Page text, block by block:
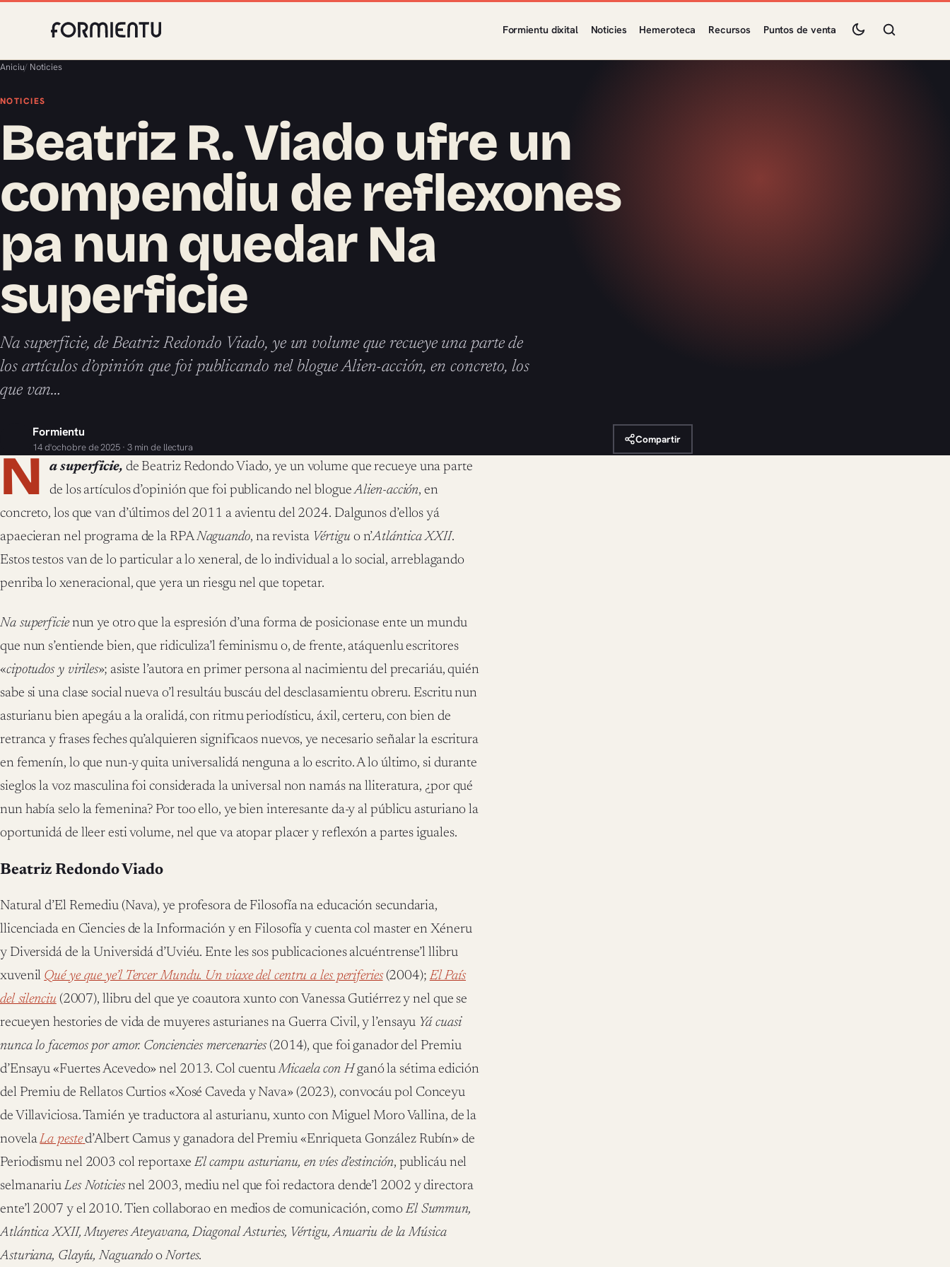
Formientu dixital Noticies Hemeroteca Recursos Puntos de venta
Aniciu/ Noticies
NOTICIES
Beatriz R. Viado ufre un
compendiu de reflexones
pa nun quedar Na
superficie
Na superficie, de Beatriz Redondo Viado, ye un volume que recueye una parte de
los artículos d’opinión que foi publicando nel blogue Alien-acción, en concreto, los
que van…
Formientu
14 d'ochobre de 2025 · 3 min de llectura
Compartir
N a superficie, de Beatriz Redondo Viado, ye un volume que recueye una parte
de los artículos d’opinión que foi publicando nel blogueAlien-acción, en
concreto, los que van d’últimos del 2011 a avientu del 2024. Dalgunos d’ellos yá
apaecieran nel programa de la RPANaguando, na revista Vértiguo n’Atlántica XXII.
Estos testos van de lo particular a lo xeneral, de lo individual a lo social, arreblagando
penriba lo xeneracional, que yera un riesgu nel que topetar.
Na superficienun ye otro que la espresión d’una forma de posicionase ente un mundu
que nun s’entiende bien, que ridiculiza’l feminismu o, de frente, atáquenlu escritores
«cipotudos y viriles»; asiste l’autora en primer persona al nacimientu del precariáu, quién
sabe si una clase social nueva o’l resultáu buscáu del desclasamientu obreru. Escritu nun
asturianu bien apegáu a la oralidá, con ritmu periodísticu, áxil, certeru, con bien de
retranca y frases feches qu’alquieren significaos nuevos, ye necesario señalar la escritura
en femenín, lo que nun-y quita universalidá nenguna a lo escrito. A lo último, si durante
sieglos la voz masculina foi considerada la universal non namás na lliteratura, ¿por qué
nun había selo la femenina? Por too ello, ye bien interesante da-y al públicu asturiano la
oportunidá de lleer esti volume, nel que va atopar placer y reflexón a partes iguales.
Beatriz Redondo Viado
Natural d’El Remediu (Nava), ye profesora de Filosofía na educación secundaria,
llicenciada en Ciencies de la Información y en Filosofía y cuenta col master en Xéneru
y Diversidá de la Universidá d’Uviéu. Ente les sos publicaciones alcuéntrense’l llibru
xuvenil Qué ye que ye’l Tercer Mundu. Un viaxe del centru a les periferies(2004);El País
del silenciu(2007), llibru del que ye coautora xunto con Vanessa Gutiérrez y nel que se
recueyen hestories de vida de muyeres asturianes na Guerra Civil, y l’ensayu Yá cuasi
nunca lo facemos por amor. Conciencies mercenaries(2014), que foi ganador del Premiu
d’Ensayu «Fuertes Acevedo» nel 2013. Col cuentuMicaela con Hganó la sétima edición
del Premiu de Rellatos Curtios «Xosé Caveda y Nava» (2023), convocáu pol Conceyu
de Villaviciosa. Tamién ye traductora al asturianu, xunto con Miguel Moro Vallina, de la
novelaLa peste d’Albert Camus y ganadora del Premiu «Enriqueta González Rubín» de
Periodismu nel 2003 col reportaxeEl campu asturianu, en víes d’estinción, publicáu nel
selmanariuLes Noticiesnel 2003, mediu nel que foi redactora dende’l 2002 y directora
ente’l 2007 y el 2010. Tien collaborao en medios de comunicación, comoEl Summun,
Atlántica XXII, Muyeres Ateyavana, Diagonal Asturies, Vértigu, Anuariu de la Música
Asturiana, Glayíu, Naguando oNortes.